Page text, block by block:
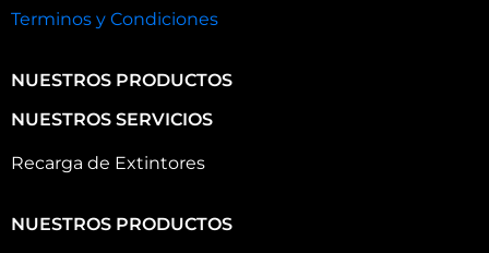
Terminos y Condiciones
NUESTROS PRODUCTOS
NUESTROS SERVICIOS
Recarga de Extintores
NUESTROS PRODUCTOS